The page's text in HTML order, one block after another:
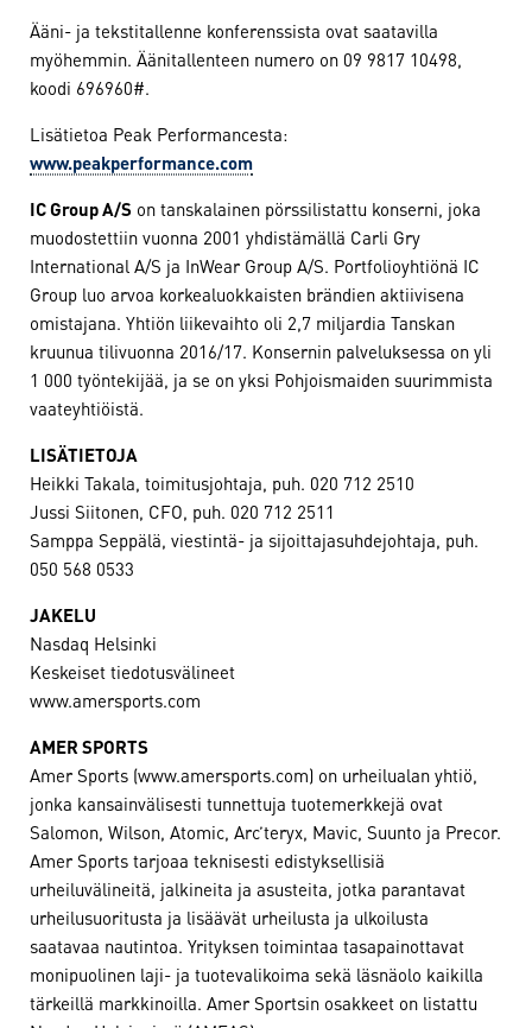
Ääni- ja tekstitallenne konferenssista ovat saatavilla
myöhemmin. Äänitallenteen numero on 09 9817 10498,
koodi 696960#.
Lisätietoa Peak Performancesta:
www.peakperformance.com
IC Group A/S on tanskalainen pörssilistattu konserni, joka
muodostettiin vuonna 2001 yhdistämällä Carli Gry
International A/S ja InWear Group A/S. Portfolioyhtiönä IC
Group luo arvoa korkealuokkaisten brändien aktiivisena
omistajana. Yhtiön liikevaihto oli 2,7 miljardia Tanskan
kruunua tilivuonna 2016/17. Konsernin palveluksessa on yli
1 000 työntekijää, ja se on yksi Pohjoismaiden suurimmista
vaateyhtiöistä.
LISÄTIETOJA
Heikki Takala, toimitusjohtaja, puh. 020 712 2510
Jussi Siitonen, CFO, puh. 020 712 2511
Samppa Seppälä, viestintä- ja sijoittajasuhdejohtaja, puh.
050 568 0533
JAKELU
Nasdaq Helsinki
Keskeiset tiedotusvälineet
www.amersports.com
AMER SPORTS
Amer Sports (www.amersports.com) on urheilualan yhtiö,
jonka kansainvälisesti tunnettuja tuotemerkkejä ovat
Salomon, Wilson, Atomic, Arc’teryx, Mavic, Suunto ja Precor.
Amer Sports tarjoaa teknisesti edistyksellisiä
urheiluvälineitä, jalkineita ja asusteita, jotka parantavat
urheilusuoritusta ja lisäävät urheilusta ja ulkoilusta
saatavaa nautintoa. Yrityksen toimintaa tasapainottavat
monipuolinen laji- ja tuotevalikoima sekä läsnäolo kaikilla
tärkeillä markkinoilla. Amer Sportsin osakkeet on listattu